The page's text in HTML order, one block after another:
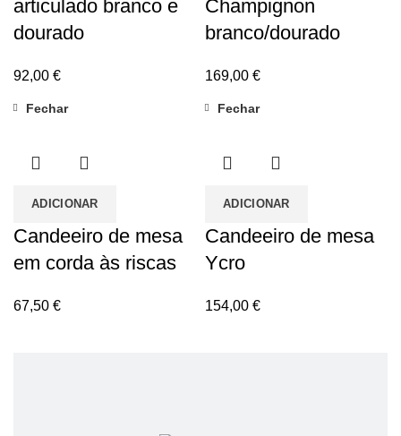
articulado branco e
dourado
92,00 €
Champignon
branco/dourado
169,00 €
ADICIONAR
Fechar
Candeeiro de mesa
em corda às riscas
67,50 €
ADICIONAR
Fechar
Candeeiro de mesa
Ycro
154,00 €